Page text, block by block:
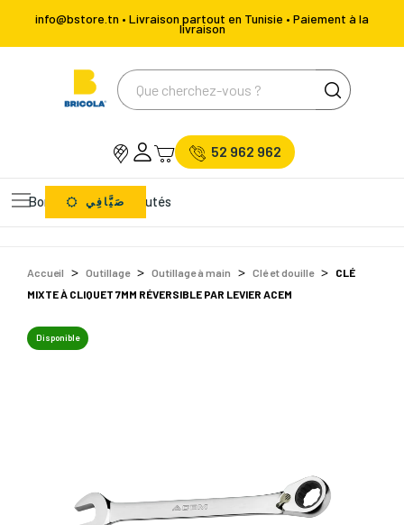
info@bstore.tn • Livraison partout en Tunisie • Paiement à la
livraison
52 962 962
Bons Plans Nouveautés
صَيَّافِي
Accueil Outillage Outillage à main Clé et douille
CLÉ
MIXTE À CLIQUET 7MM RÉVERSIBLE PAR LEVIER ACEM
Disponible